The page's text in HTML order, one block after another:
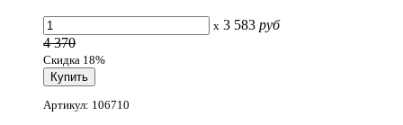
x 3 583 руб
4 370
Скидка 18%
Артикул: 106710